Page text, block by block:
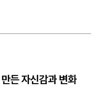
든 자신감과 변화